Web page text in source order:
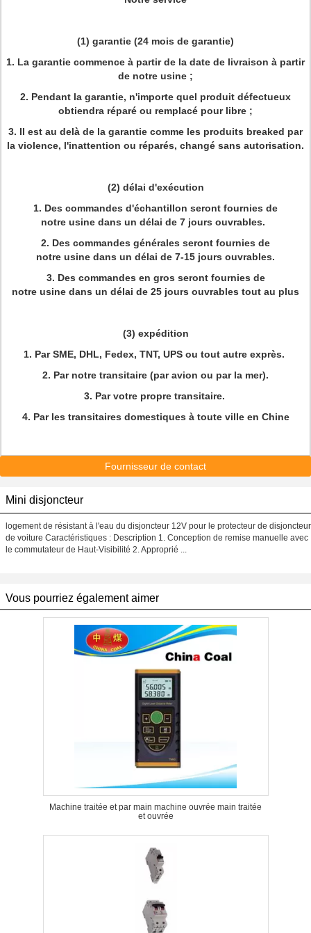
(1) garantie (24 mois de garantie)
1. La garantie commence à partir de la date de livraison à partir
de notre usine ;
2. Pendant la garantie, n'importe quel produit défectueux
obtiendra réparé ou remplacé pour libre ;
3. Il est au delà de la garantie comme les produits breaked par
la violence, l'inattention ou réparés, changé sans autorisation.
(2) délai d'exécution
1. Des commandes d'échantillon seront fournies de
notre usine dans un délai de 7 jours ouvrables.
2. Des commandes générales seront fournies de
notre usine dans un délai de 7-15 jours ouvrables.
3. Des commandes en gros seront fournies de
notre usine dans un délai de 25 jours ouvrables tout au plus
(3) expédition
1. Par SME, DHL, Fedex, TNT, UPS ou tout autre exprès.
2. Par notre transitaire (par avion ou par la mer).
3. Par votre propre transitaire.
4. Par les transitaires domestiques à toute ville en Chine
Fournisseur de contact
Mini disjoncteur
logement de résistant à l'eau du disjoncteur 12V pour le protecteur de disjoncteur
de voiture Caractéristiques : Description 1. Conception de remise manuelle avec
le commutateur de Haut-Visibilité 2. Approprié ...
Vous pourriez également aimer
Machine traitée et par main machine ouvrée main traitée
et ouvrée